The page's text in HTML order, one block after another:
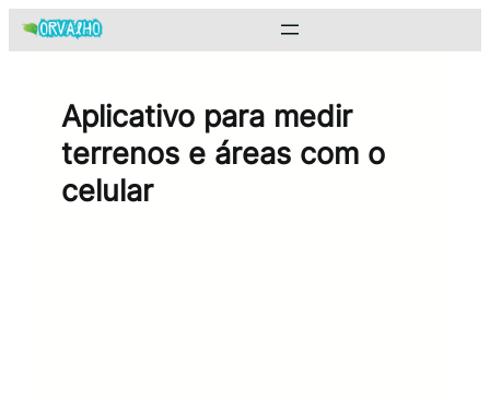
Pular
para
Aplicativo para medir
terrenos e áreas com o
celular